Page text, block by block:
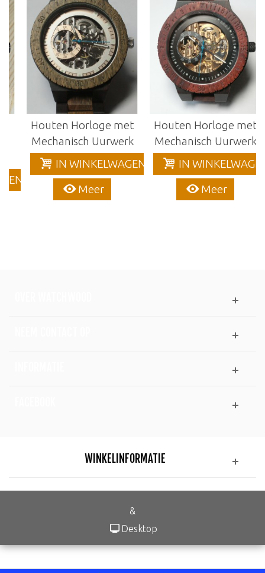
Houten Horloge met
Mechanisch Uurwerk
IN WINKELWAGEN
Meer
Houten Horloge met
Mechanisch Uurwerk
IN WINKELWAGEN
Meer
WINKELINFORMATIE
&
Desktop